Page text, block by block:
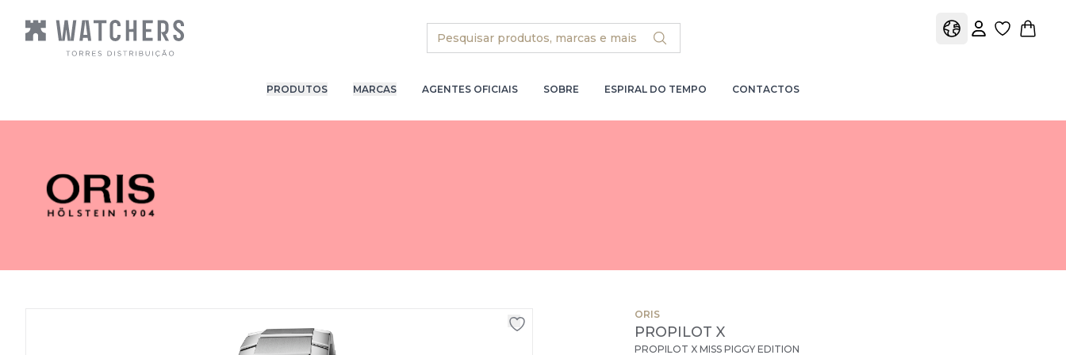
Search view shopping
view profile
view view
PRODUTOS MARCAS AGENTES OFICIAIS SOBRE ESPIRAL DO TEMPO CONTACTOS
ORIS
PROPILOT X
PROPILOT X MISS PIGGY EDITION